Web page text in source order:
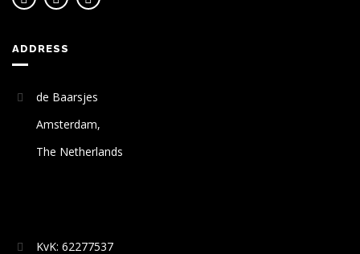
ADDRESS
de Baarsjes
Amsterdam,
The Netherlands
KvK: 62277537